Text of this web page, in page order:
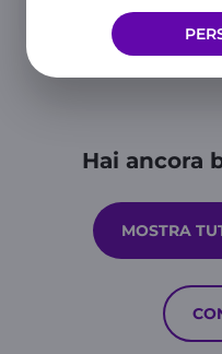
Hai ancora
MOSTRA